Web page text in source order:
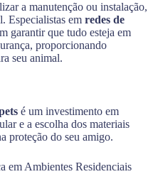
a manutenção ou instalação,
Especialistas em redes de
garantir que tudo esteja em
proporcionando
seu animal.
é um investimento em
e a escolha dos materiais
proteção do seu amigo.
em Ambientes Residenciais